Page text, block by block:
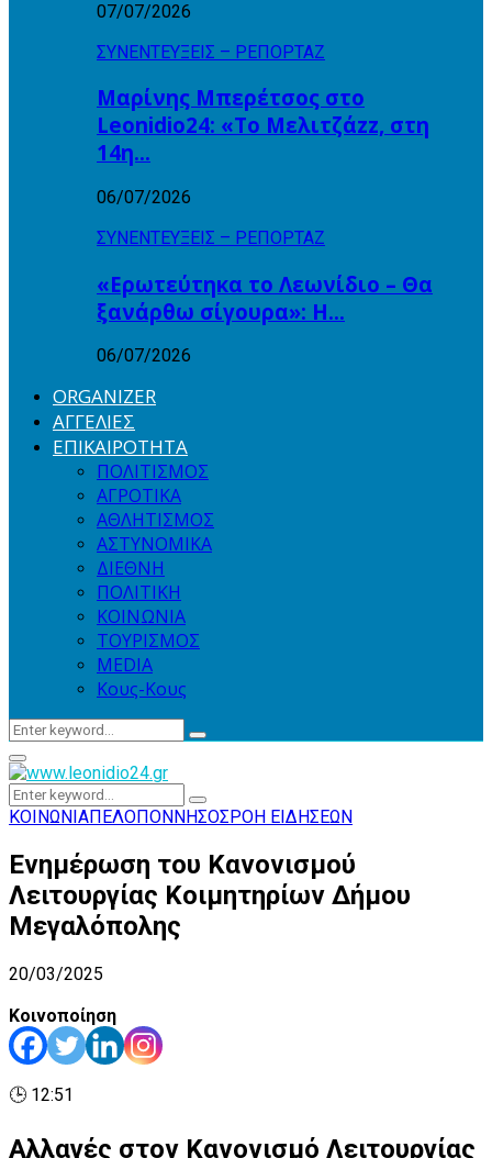
07/07/2026
ΣΥΝΕΝΤΕΥΞΕΙΣ – ΡΕΠΟΡΤΑΖ
Μαρίνης Μπερέτσος στο
Leonidio24: «Το Μελιτζάzz, στη
14η…
06/07/2026
ΣΥΝΕΝΤΕΥΞΕΙΣ – ΡΕΠΟΡΤΑΖ
«Ερωτεύτηκα το Λεωνίδιο – Θα
ξανάρθω σίγουρα»: Η…
06/07/2026
ORGANIZER
ΑΓΓΕΛΙΕΣ
ΕΠΙΚΑΙΡΟΤΗΤΑ
ΠΟΛΙΤΙΣΜΟΣ
ΑΓΡΟΤΙΚΑ
ΑΘΛΗΤΙΣΜΟΣ
ΑΣΤΥΝΟΜΙΚΑ
ΔΙΕΘΝΗ
ΠΟΛΙΤΙΚΗ
ΚΟΙΝΩΝΙΑ
ΤΟΥΡΙΣΜΟΣ
MEDIA
Κους-Κους
Search
Search
Primary
Menu
Search
for:
Search
ΚΟΙΝΩΝΙΑΠΕΛΟΠΟΝΝΗΣΟΣ ΡΟΗ ΕΙΔΗΣΕΩΝ
Ενημέρωση του Κανονισμού
Λειτουργίας Κοιμητηρίων Δήμου
Μεγαλόπολης
20/03/2025
Κοινοποίηση
🕒 12:51
Αλλαγές στον Κανονισμό Λειτουργίας